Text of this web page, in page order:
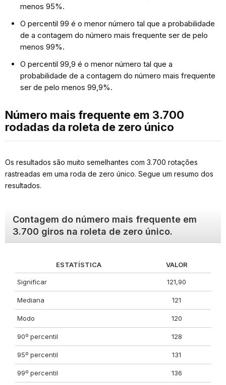
menos 95%.
O percentil 99 é o menor número tal que a probabilidade
de a contagem do número mais frequente ser de pelo
menos 99%.
O percentil 99,9 é o menor número tal que a
probabilidade de a contagem do número mais frequente
ser de pelo menos 99,9%.
Número mais frequente em 3.700
rodadas da roleta de zero único
Os resultados são muito semelhantes com 3.700 rotações
rastreadas em uma roda de zero único. Segue um resumo dos
resultados.
Contagem do número mais frequente em
3.700 giros na roleta de zero único.
ESTATÍSTICA VALOR
Significar 121,90
Mediana 121
Modo 120
90º percentil 128
95º percentil 131
99º percentil 136